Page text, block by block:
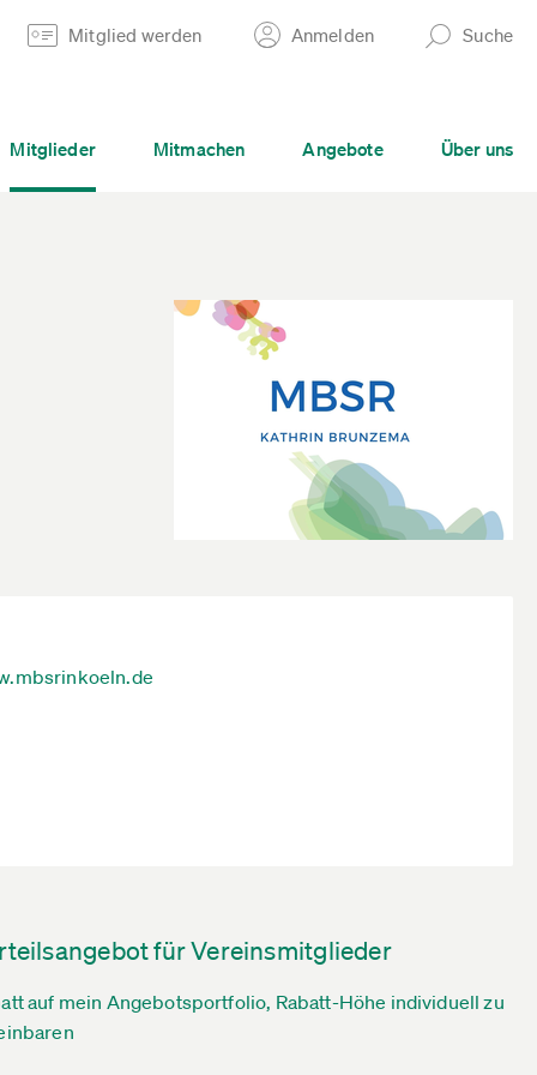
Mitglied werden Anmelden Suche
Mitglieder Mitmachen Angebote Über uns
für Vereinsmitglieder
auf mein Angebotsportfolio, Rabatt-Höhe individuell zu